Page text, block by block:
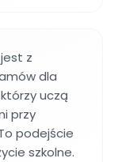
z
dla
uczą
przy
podejście
szkolne.